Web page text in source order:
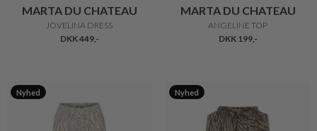
MARTA DU CHATEAU
JOVELINA DRESS
DKK 449,-
MARTA DU CHATEAU
ANGELINE TOP
DKK 199,-
Nyhed Nyhed